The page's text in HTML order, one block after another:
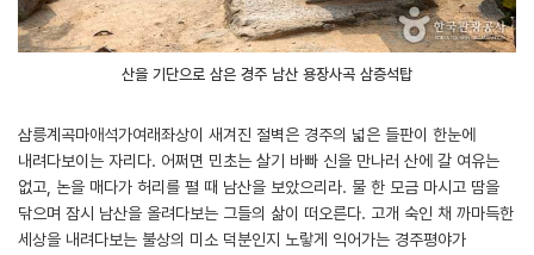
산을 기단으로 삼은 경주 남산 용장사곡 삼층석탑
삼릉계곡마애석가여래좌상이 새겨진 절벽은 경주의 넓은 들판이 한눈에
내려다보이는 자리다. 어쩌면 민초는 살기 바빠 신을 만나러 산에 갈 여유는
없고, 논을 매다가 허리를 펼 때 남산을 보았으리라. 물 한 모금 마시고 땀을
닦으며 잠시 남산을 올려다보는 그들의 삶이 떠오른다. 고개 숙인 채 까마득한
세상을 내려다보는 불상의 미소 덕분인지 노랗게 익어가는 경주평야가